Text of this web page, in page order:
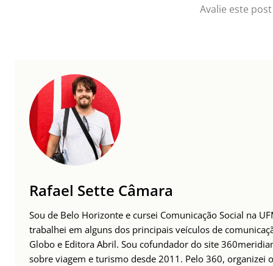
Avalie este post
Rafael Sette Câmara
Sou de Belo Horizonte e cursei Comunicação Social na
trabalhei em alguns dos principais veículos de
Globo e Editora Abril. Sou cofundador do site
sobre viagem e turismo desde 2011. Pelo 360, organizei